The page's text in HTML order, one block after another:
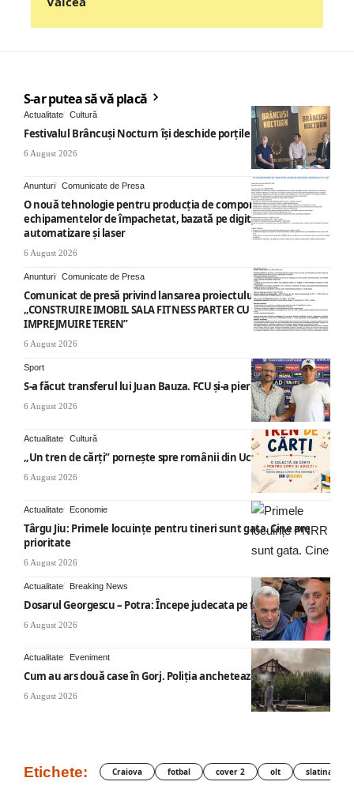
S-ar putea să vă placă
Actualitate Cultură
Festivalul Brâncuși Nocturn își deschide porțile la Târgu Jiu
6 August 2026
Anunturi Comunicate de Presa
O nouă tehnologie pentru producția de componente ale
echipamentelor de împachetat, bazată pe digitalizare,
automatizare și laser
6 August 2026
Anunturi Comunicate de Presa
Comunicat de presă privind lansarea proiectului cu titlul
„CONSTRUIRE IMOBIL SALA FITNESS PARTER CU SUPANTA SI
IMPREJMUIRE TEREN”
6 August 2026
Sport
S-a făcut transferul lui Juan Bauza. FCU și-a pierdut vedeta
6 August 2026
Actualitate Cultură
„Un tren de cărți” pornește spre românii din Ucraina
6 August 2026
Actualitate Economie
Târgu Jiu: Primele locuințe pentru tineri sunt gata. Cine are
prioritate
6 August 2026
Actualitate Breaking News
Dosarul Georgescu – Potra: Începe judecata pe fond
6 August 2026
Actualitate Eveniment
Cum au ars două case în Gorj. Poliția anchetează
6 August 2026
Etichete: Craiova fotbal cover 2 olt slatina